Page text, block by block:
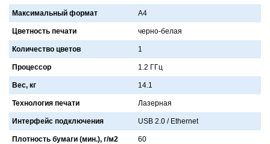
Максимальный формат A4
Цветность печати черно-белaя
Количество цветов 1
Процессор 1.2 ГГц
Вес, кг 14.1
Технология печати Лaзернaя
Интерфейс подключения USB 2.0 / Ethernet
Плотность бумаги (мин.), г/м2 60